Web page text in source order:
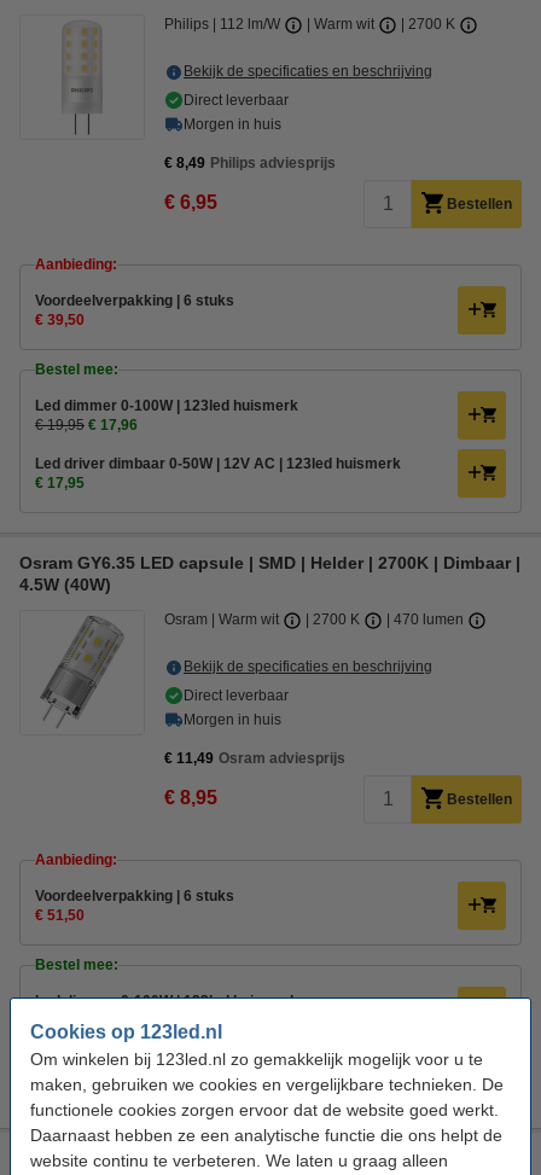
Cookies op 123led.nl
Om winkelen bij 123led.nl zo gemakkelijk mogelijk voor u te
maken, gebruiken we cookies en vergelijkbare technieken. De
functionele cookies zorgen ervoor dat de website goed werkt.
Daarnaast hebben ze een analytische functie die ons helpt de
website continu te verbeteren. We laten u graag alleen
Philips 112 lm/W Warm wit 2700 K
Bekijk de specificaties en beschrijving
Direct leverbaar
Morgen in huis
€ 8,49 Philips adviesprijs
€ 6,95 Bestellen
Aanbieding:
Voordeelverpakking | 6 stuks
€ 39,50
Bestel mee:
Led dimmer 0-100W | 123led huismerk
€ 19,95 € 17,96
Led driver dimbaar 0-50W | 12V AC | 123led huismerk
€ 17,95
Osram GY6.35 LED capsule | SMD | Helder | 2700K | Dimbaar |
4.5W (40W)
Osram Warm wit 2700 K 470 lumen
Bekijk de specificaties en beschrijving
Direct leverbaar
Morgen in huis
€ 11,49 Osram adviesprijs
€ 8,95 Bestellen
Aanbieding:
Voordeelverpakking | 6 stuks
€ 51,50
Bestel mee:
Led dimmer 0-100W | 123led huismerk
€ 19,95
Led driver dimbaar 0-50W | 12V AC | 123led huismerk
€ 17,95
123led GY6.35 LED capsule | Dim to Warm | SMD | Helder |